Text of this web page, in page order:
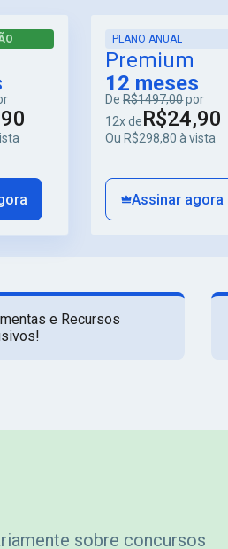
PLANO ANUAL
Premium
12 meses
DeR$1497,00por
12x deR$24,90
Ou R$298,80 à vista
Assinar agora
e Recursos
sobre concursos